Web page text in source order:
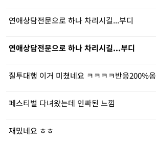
연애상담전문으로 하나 차리시길...부디
연애상담전문으로 하나 차리시길...부디
질투대행 이거 미쳤네요 ㅋㅋㅋㅋ반응200%옴
페스티벌 다녀왔는데 인싸된 느낌
재밌네요 ㅎㅎ